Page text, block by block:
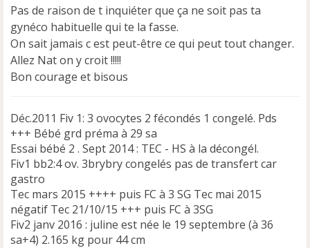
e
n
o
n
l
u
Pas de raison de t inquiéter que ça ne soit pas ta
gynéco habituelle qui te la fasse.
On sait jamais c est peut-être ce qui peut tout changer.
Allez Nat on y croit !!!!!
Bon courage et bisous
Déc.2011 Fiv 1: 3 ovocytes 2 fécondés 1 congelé. Pds
+++ Bébé grd préma à 29 sa
Essai bébé 2 . Sept 2014 : TEC - HS à la décongél.
Fiv1 bb2:4 ov. 3brybry congelés pas de transfert car
gastro
Tec mars 2015 ++++ puis FC à 3 SG Tec mai 2015
négatif Tec 21/10/15 +++ puis FC à 3SG
Fiv2 janv 2016 : juline est née le 19 septembre (à 36
sa+4) 2.165 kg pour 44 cm